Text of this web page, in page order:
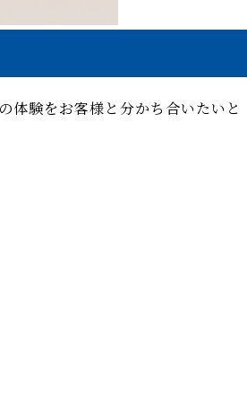
体験をお客様と分かち合いたいと